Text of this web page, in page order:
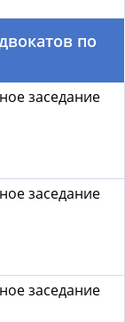
по
заседание
заседание
заседание